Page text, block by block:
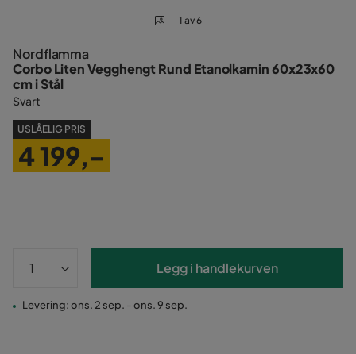
1 av 6
Nordflamma
Corbo Liten Vegghengt Rund Etanolkamin 60x23x60
cm i Stål
Svart
USLÅELIG PRIS
4 199,-
Legg i handlekurven
Levering: ons. 2 sep. - ons. 9 sep.